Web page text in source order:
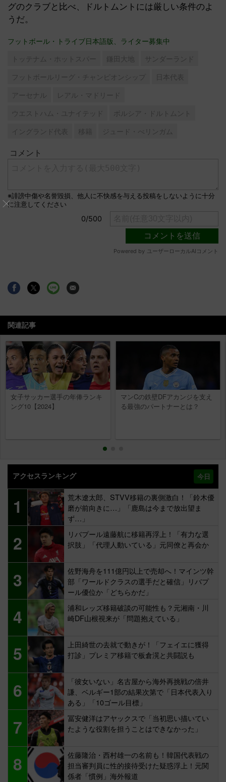
グのクラブと比べ、ドルトムントには厳しい条件のよ
うだ。
フットボール・トライブ日本語版、ライター募集中
トッテナム・ホットスパー 鎌田大地
サンダーランド
フットボールリーグ・チャンピオンシップ
日本代表
アーセナル
レアル・マドリード
ウエストハム・ユナイテッド
ボルシア・ドルトムント
イングランド代表
移籍 ジュード・べリンガム
関連記事
女子サッカー選手の年俸ランキ
ング10【2024】
マンCの鉄壁DFアカンジを支え
る最強のパートナーとは？
アクセスランキング 今日
1
荒木遼太郎、STVV移籍の裏側激白！「鈴木優
磨が前向きに…」「鹿島は今まで放出望ま
ず…」
2
リバプール遠藤航に移籍再浮上！「有力な選
択肢」「代理人動いている」元同僚と再会か
3
佐野海舟を111億円以上で売却へ！マインツ幹
部「ワールドクラスの選手だと確信」リバプ
ール優位か「どちらかだ」
4
浦和レッズ移籍破談の可能性も？元湘南・川
崎DF山根視来が「問題抱えている」
5
上田綺世の去就で動きが！「フェイエに獲得
打診」プレミア移籍で板倉滉と共闘説も
6
「彼女いない」名古屋から海外再挑戦の倍井
謙、ベルギー1部の結果次第で「日本代表入り
ある」「10ゴール目標」
7
冨安健洋はアヤックスで「当初思い描いてい
たような役割を担うことはできなかった」
8
佐藤隆治・西村雄一の名前も！韓国代表戦の
担当審判員に性的接待受けた疑惑浮上！元関
係者「慣例」海外報道